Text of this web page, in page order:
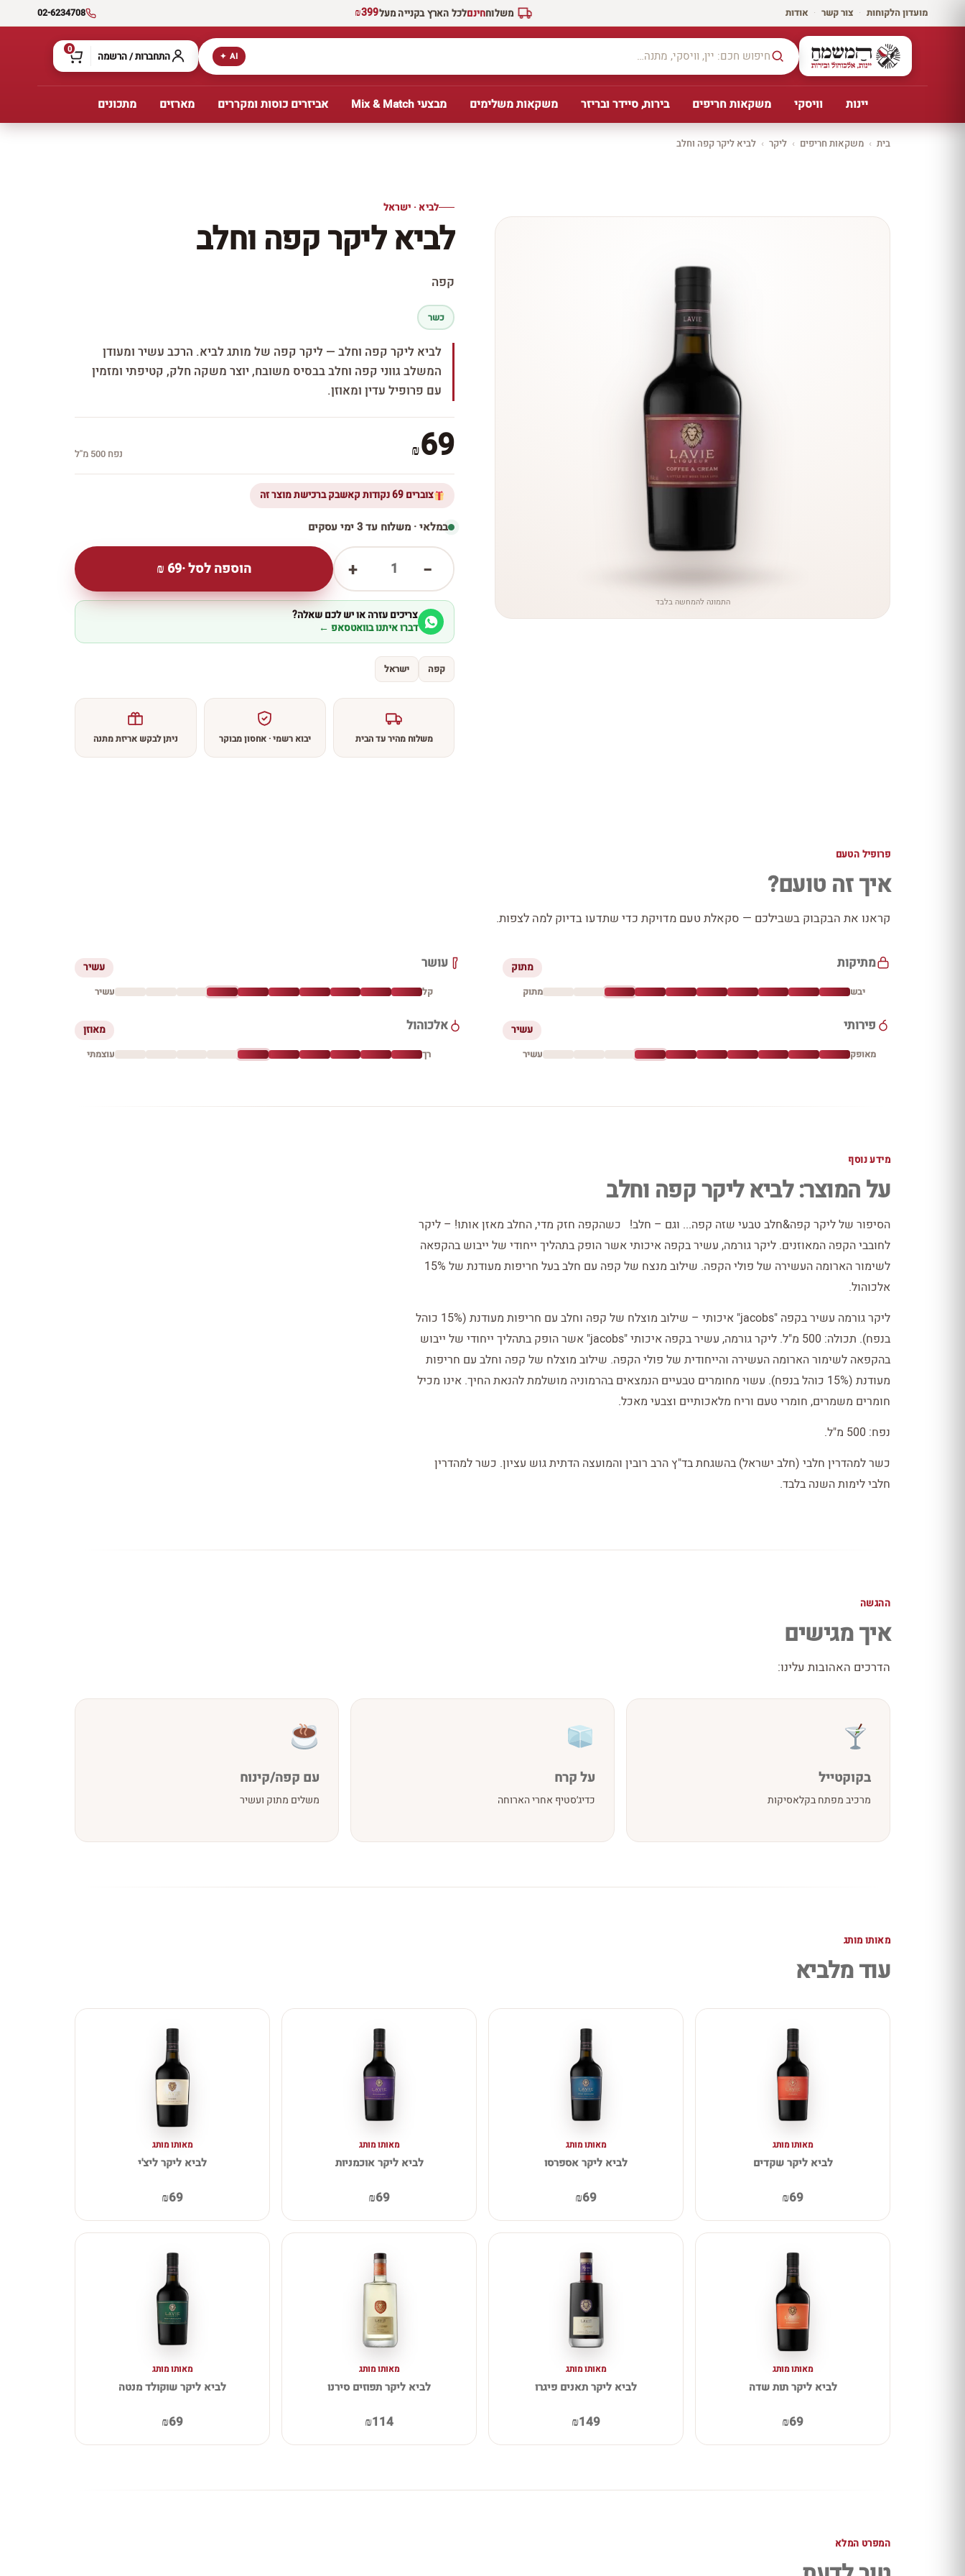
מועדון הלקוחות · צור קשר · אודות משלוחחינםלכל הארץ בקנייה מעל₪399
02-6234708
AI ✦ התחברות / הרשמה 0
יינות וויסקי משקאות חריפים בירות, סיידר ובריזר משקאות משלימים מבצעי Mix & Match אביזרים כוסות ומקררים מארזים מתכונים
בית › משקאות חריפים › ליקר › לביא ליקר קפה וחלב
כל
לכל יינות יקב ירושלים ←
לביא · ישראל
לביא ליקר קפה וחלב
קפה
התמונה להמחשה בלבד
כשר
לביא ליקר קפה וחלב — ליקר קפה של מותג לביא. הרכב עשיר ומעודן
המשלב גווני קפה וחלב בבסיס משובח, יוצר משקה חלק, קטיפתי ומזמין
עם פרופיל עדין ומאוזן.
₪69 נפח 500 מ''ל
צוברים 69 נקודות קאשבק ברכישת מוצר זה
במלאי · משלוח עד 3 ימי עסקים
−
1
+ הוספה לסל ·69
₪
צריכים עזרה או יש לכם שאלה?
דברו איתנו בוואטסאפ ←
קפה ישראל
משלוח מהיר עד הבית יבוא רשמי · אחסון מבוקר ניתן לבקש אריזת מתנה
פרופיל הטעם
איך זה טועם?
קראנו את הבקבוק בשבילכם — סקאלת טעם מדויקת כדי שתדעו בדיוק למה לצפות.
מתיקות מתוק
יבש מתוק
עושר עשיר
קל עשיר
פירותי עשיר
מאופק עשיר
אלכוהול מאוזן
רך עוצמתי
מידע נוסף
על המוצר: לביא ליקר קפה וחלב
הסיפור של ליקר קפה&חלב טבעי שזה קפה... וגם – חלב! כשהקפה חזק מדי, החלב מאזן אותו! – ליקר
לחובבי הקפה המאוזנים. ליקר גורמה, עשיר בקפה איכותי אשר הופק בתהליך ייחודי של ייבוש בהקפאה
לשימור הארומה העשירה של פולי הקפה. שילוב מנצח של קפה עם חלב בעל חריפות מעודנת של 15%
אלכוהול.
ליקר גורמה עשיר בקפה "jacobs" איכותי – שילוב מוצלח של קפה וחלב עם חריפות מעודנת (15% כוהל
בנפח). תכולה: 500 מ"ל. ליקר גורמה, עשיר בקפה איכותי "jacobs" אשר הופק בתהליך ייחודי של ייבוש
בהקפאה לשימור הארומה העשירה והייחודית של פולי הקפה. שילוב מוצלח של קפה וחלב עם חריפות
מעודנת (15% כוהל בנפח). עשוי מחומרים טבעיים הנמצאים בהרמוניה מושלמת להנאת החיך. אינו מכיל
חומרים משמרים, חומרי טעם וריח מלאכותיים וצבעי מאכל.
נפח: 500 מ"ל.
כשר למהדרין חלבי (חלב ישראל) בהשגחת בד"ץ הרב רובין והמועצה הדתית גוש עציון. כשר למהדרין
חלבי לימות השנה בלבד.
ההגשה
איך מגישים
הדרכים האהובות עלינו:
בקוקטייל
מרכיב מפתח בקלאסיקות
על קרח
כדיג׳סטיף אחרי הארוחה
עם קפה/קינוח
משלים מתוק ועשיר
מאותו מותג
עוד מלביא
מאותו מותג
לביא ליקר שקדים
₪69
מאותו מותג
לביא ליקר אספרסו
₪69
מאותו מותג
לביא ליקר אוכמניות
₪69
מאותו מותג
לביא ליקר ליצ'י
₪69
מאותו מותג
לביא ליקר תות שדה
₪69
מאותו מותג
לביא ליקר תאנים פיגרו
₪149
מאותו מותג
לביא ליקר תפוזים סירנו
₪114
מאותו מותג
לביא ליקר שוקולד מנטה
₪69
המפרט המלא